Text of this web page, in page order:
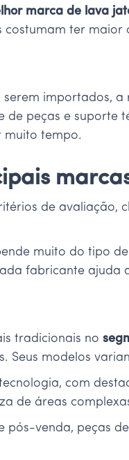
marca de lava
ter
importados,
de peças e suporte
muito tempo.
de avaliação,
muito do tipo
fabricante ajuda
tradicionais no
Seus modelos
com
de áreas
pós-venda, peças